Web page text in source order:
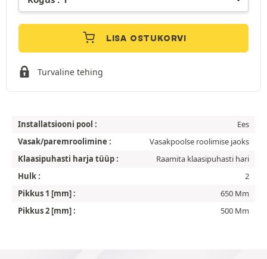
LISA OSTUKORVI
Turvaline tehing
Installatsiooni pool :
Ees
Vasak/paremroolimine :
Vasakpoolse roolimise jaoks
Klaasipuhasti harja tüüp :
Raamita klaasipuhasti hari
Hulk :
2
Pikkus 1 [mm] :
650 Mm
Pikkus 2 [mm] :
500 Mm